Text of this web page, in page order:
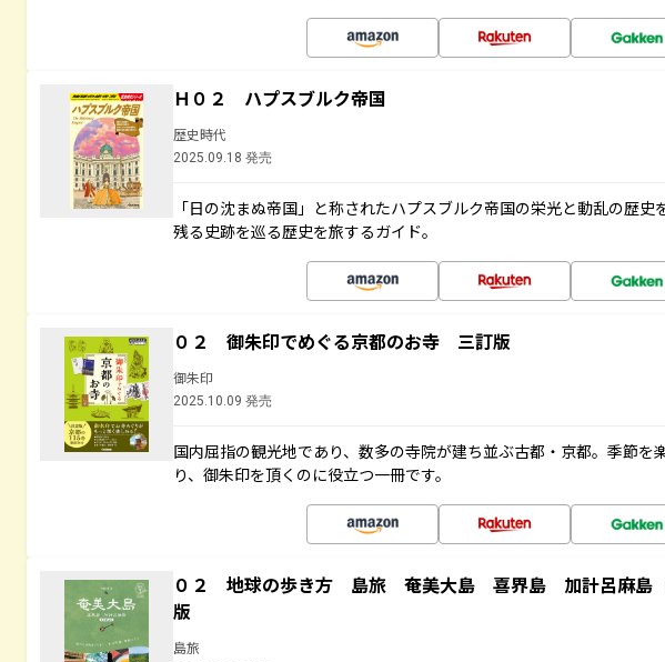
Ｈ０２ ハプスブルク帝国
歴史時代
2025.09.18 発売
「日の沈まぬ帝国」と称されたハプスブルク帝国の栄光と動乱の歴史
残る史跡を巡る歴史を旅するガイド。
０２ 御朱印でめぐる京都のお寺 三訂版
御朱印
2025.10.09 発売
国内屈指の観光地であり、数多の寺院が建ち並ぶ古都・京都。季節を
り、御朱印を頂くのに役立つ一冊です。
０２ 地球の歩き方 島旅 奄美大島 喜界島 加計呂麻島
版
島旅